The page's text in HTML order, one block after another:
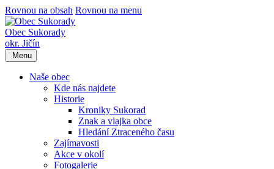
Rovnou na obsah Rovnou na menu
Obec Sukorady
okr. Jičín
Menu
Naše obec
Kde nás najdete
Historie
Kroniky Sukorad
Znak a vlajka obce
Hledání Ztraceného času
Zajímavosti
Akce v okolí
Fotogalerie